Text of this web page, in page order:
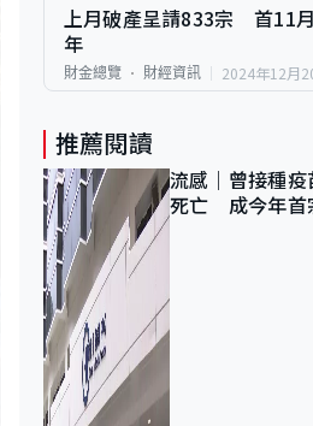
上月破產呈請833宗 首11
年
財金總覽 財經資訊 2024年12月
推薦閱讀
流感｜曾接種疫
死亡 成今年首